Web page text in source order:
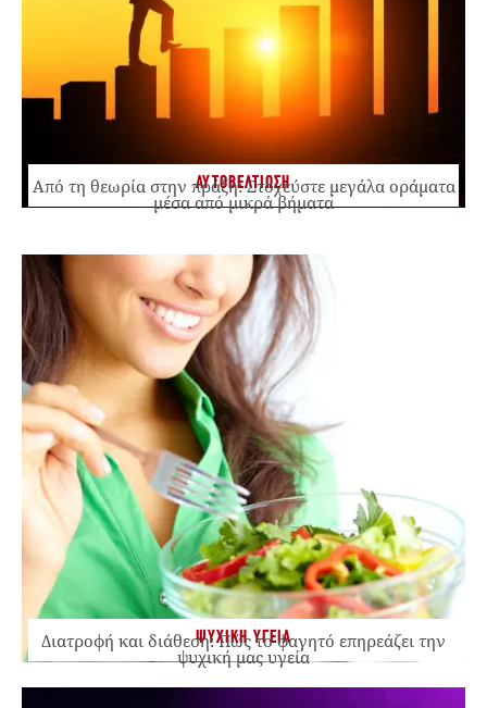
ΑΥΤΟΒΕΛΤΙΩΣΗ
Από τη θεωρία στην πράξη: Στοχεύστε μεγάλα οράματα
μέσα από μικρά βήματα
ΨΥΧΙΚΗ ΥΓΕΙΑ
Διατροφή και διάθεση: Πώς το φαγητό επηρεάζει την
ψυχική μας υγεία